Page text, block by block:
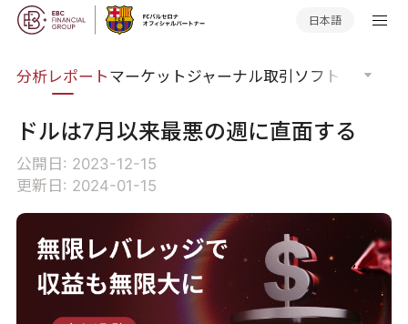
日本語
分析レポート マーケットジャーナル取引ソフトウェア
ドルは7月以来最悪の週に直面する
公開日: 2023-12-15
更新日: 2024-01-15